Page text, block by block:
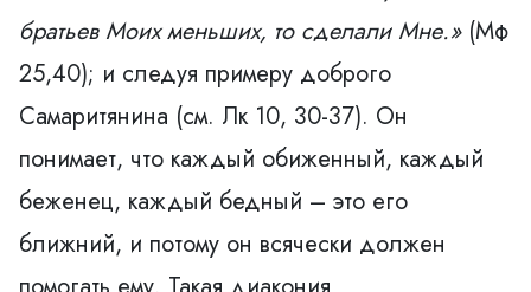
братьев Моих меньших, то сделали Мне.»(Мф
25,40); и следуя примеру доброго
Самаритянина (см. Лк 10, 30-37). Он
понимает, что каждый обиженный, каждый
беженец, каждый бедный – это его
ближний, и потому он всячески должен